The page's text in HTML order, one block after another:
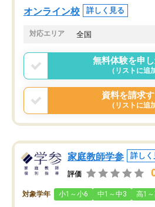
オンライン校 詳しく見る
対応エリア 全国
無料体験を申
（リストに追
資料を請求
（リストに追
家庭教師学参 詳しく
評価
対象学年 小1～小6 中1～中3 高1